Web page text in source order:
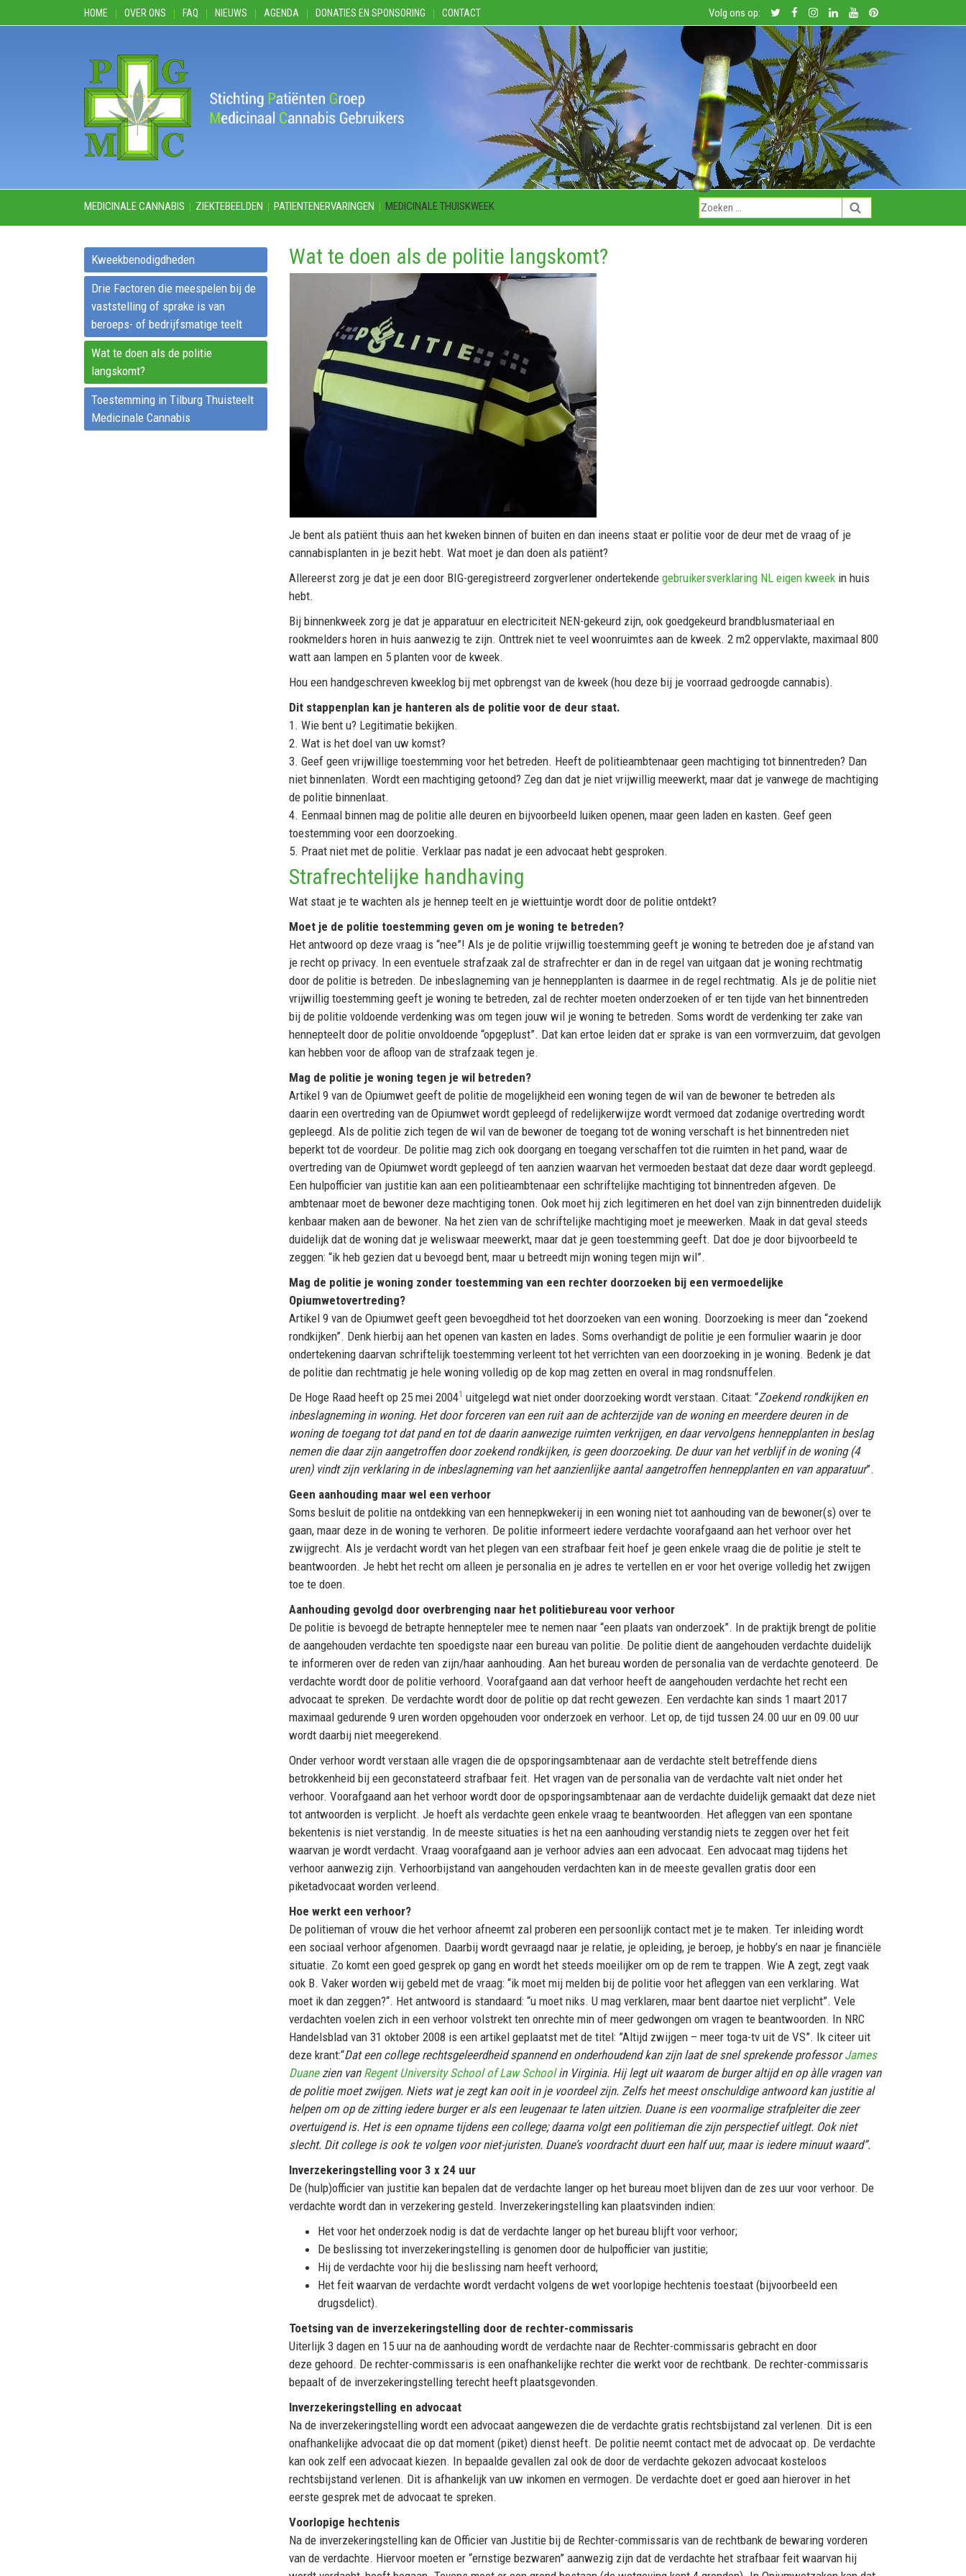
HOME OVER ONS FAQ NIEUWS AGENDA DONATIES EN SPONSORING CONTACT Volg ons op:
MEDICINALE CANNABIS ZIEKTEBEELDEN PATIENTENERVARINGEN MEDICINALE THUISKWEEK
Wat te doen als de politie langskomt?
Je bent als patiënt thuis aan het kweken binnen of buiten en dan ineens staat er politie voor de deur met de vraag of je
cannabisplanten in je bezit hebt. Wat moet je dan doen als patiënt?
Allereerst zorg je dat je een door BIG-geregistreerd zorgverlener ondertekende gebruikersverklaring NL eigen kweek in huis
hebt.
Bij binnenkweek zorg je dat je apparatuur en electriciteit NEN-gekeurd zijn, ook goedgekeurd brandblusmateriaal en
rookmelders horen in huis aanwezig te zijn. Onttrek niet te veel woonruimtes aan de kweek. 2 m2 oppervlakte, maximaal 800
watt aan lampen en 5 planten voor de kweek.
Hou een handgeschreven kweeklog bij met opbrengst van de kweek (hou deze bij je voorraad gedroogde cannabis).
Dit stappenplan kan je hanteren als de politie voor de deur staat.
1. Wie bent u? Legitimatie bekijken.
2. Wat is het doel van uw komst?
3. Geef geen vrijwillige toestemming voor het betreden. Heeft de politieambtenaar geen machtiging tot binnentreden? Dan
niet binnenlaten. Wordt een machtiging getoond? Zeg dan dat je niet vrijwillig meewerkt, maar dat je vanwege de machtiging
de politie binnenlaat.
4. Eenmaal binnen mag de politie alle deuren en bijvoorbeeld luiken openen, maar geen laden en kasten. Geef geen
toestemming voor een doorzoeking.
5. Praat niet met de politie. Verklaar pas nadat je een advocaat hebt gesproken.
Strafrechtelijke handhaving
Wat staat je te wachten als je hennep teelt en je wiettuintje wordt door de politie ontdekt?
Moet je de politie toestemming geven om je woning te betreden?
Het antwoord op deze vraag is “nee”! Als je de politie vrijwillig toestemming geeft je woning te betreden doe je afstand van
je recht op privacy. In een eventuele strafzaak zal de strafrechter er dan in de regel van uitgaan dat je woning rechtmatig
door de politie is betreden. De inbeslagneming van je hennepplanten is daarmee in de regel rechtmatig. Als je de politie niet
vrijwillig toestemming geeft je woning te betreden, zal de rechter moeten onderzoeken of er ten tijde van het binnentreden
bij de politie voldoende verdenking was om tegen jouw wil je woning te betreden. Soms wordt de verdenking ter zake van
hennepteelt door de politie onvoldoende “opgeplust”. Dat kan ertoe leiden dat er sprake is van een vormverzuim, dat gevolgen
kan hebben voor de afloop van de strafzaak tegen je.
Mag de politie je woning tegen je wil betreden?
Artikel 9 van de Opiumwet geeft de politie de mogelijkheid een woning tegen de wil van de bewoner te betreden als
daarin een overtreding van de Opiumwet wordt gepleegd of redelijkerwijze wordt vermoed dat zodanige overtreding wordt
gepleegd. Als de politie zich tegen de wil van de bewoner de toegang tot de woning verschaft is het binnentreden niet
beperkt tot de voordeur. De politie mag zich ook doorgang en toegang verschaffen tot die ruimten in het pand, waar de
overtreding van de Opiumwet wordt gepleegd of ten aanzien waarvan het vermoeden bestaat dat deze daar wordt gepleegd.
Een hulpofficier van justitie kan aan een politieambtenaar een schriftelijke machtiging tot binnentreden afgeven. De
ambtenaar moet de bewoner deze machtiging tonen. Ook moet hij zich legitimeren en het doel van zijn binnentreden duidelijk
kenbaar maken aan de bewoner. Na het zien van de schriftelijke machtiging moet je meewerken. Maak in dat geval steeds
duidelijk dat de woning dat je weliswaar meewerkt, maar dat je geen toestemming geeft. Dat doe je door bijvoorbeeld te
zeggen: “ik heb gezien dat u bevoegd bent, maar u betreedt mijn woning tegen mijn wil”.
Mag de politie je woning zonder toestemming van een rechter doorzoeken bij een vermoedelijke
Opiumwetovertreding?
Artikel 9 van de Opiumwet geeft geen bevoegdheid tot het doorzoeken van een woning. Doorzoeking is meer dan “zoekend
rondkijken”. Denk hierbij aan het openen van kasten en lades. Soms overhandigt de politie je een formulier waarin je door
ondertekening daarvan schriftelijk toestemming verleent tot het verrichten van een doorzoeking in je woning. Bedenk je dat
de politie dan rechtmatig je hele woning volledig op de kop mag zetten en overal in mag rondsnuffelen.
De Hoge Raad heeft op 25 mei 20041 uitgelegd wat niet onder doorzoeking wordt verstaan. Citaat: “Zoekend rondkijken en
inbeslagneming in woning. Het door forceren van een ruit aan de achterzijde van de woning en meerdere deuren in de
woning de toegang tot dat pand en tot de daarin aanwezige ruimten verkrijgen, en daar vervolgens hennepplanten in beslag
nemen die daar zijn aangetroffen door zoekend rondkijken, is geen doorzoeking. De duur van het verblijf in de woning (4
uren) vindt zijn verklaring in de inbeslagneming van het aanzienlijke aantal aangetroffen hennepplanten en van apparatuur”.
Geen aanhouding maar wel een verhoor
Soms besluit de politie na ontdekking van een hennepkwekerij in een woning niet tot aanhouding van de bewoner(s) over te
gaan, maar deze in de woning te verhoren. De politie informeert iedere verdachte voorafgaand aan het verhoor over het
zwijgrecht. Als je verdacht wordt van het plegen van een strafbaar feit hoef je geen enkele vraag die de politie je stelt te
beantwoorden. Je hebt het recht om alleen je personalia en je adres te vertellen en er voor het overige volledig het zwijgen
toe te doen.
Aanhouding gevolgd door overbrenging naar het politiebureau voor verhoor
De politie is bevoegd de betrapte hennepteler mee te nemen naar “een plaats van onderzoek”. In de praktijk brengt de politie
de aangehouden verdachte ten spoedigste naar een bureau van politie. De politie dient de aangehouden verdachte duidelijk
te informeren over de reden van zijn/haar aanhouding. Aan het bureau worden de personalia van de verdachte genoteerd. De
verdachte wordt door de politie verhoord. Voorafgaand aan dat verhoor heeft de aangehouden verdachte het recht een
advocaat te spreken. De verdachte wordt door de politie op dat recht gewezen. Een verdachte kan sinds 1 maart 2017
maximaal gedurende 9 uren worden opgehouden voor onderzoek en verhoor. Let op, de tijd tussen 24.00 uur en 09.00 uur
wordt daarbij niet meegerekend.
Onder verhoor wordt verstaan alle vragen die de opsporingsambtenaar aan de verdachte stelt betreffende diens
betrokkenheid bij een geconstateerd strafbaar feit. Het vragen van de personalia van de verdachte valt niet onder het
verhoor. Voorafgaand aan het verhoor wordt door de opsporingsambtenaar aan de verdachte duidelijk gemaakt dat deze niet
tot antwoorden is verplicht. Je hoeft als verdachte geen enkele vraag te beantwoorden. Het afleggen van een spontane
bekentenis is niet verstandig. In de meeste situaties is het na een aanhouding verstandig niets te zeggen over het feit
waarvan je wordt verdacht. Vraag voorafgaand aan je verhoor advies aan een advocaat. Een advocaat mag tijdens het
verhoor aanwezig zijn. Verhoorbijstand van aangehouden verdachten kan in de meeste gevallen gratis door een
piketadvocaat worden verleend.
Hoe werkt een verhoor?
De politieman of vrouw die het verhoor afneemt zal proberen een persoonlijk contact met je te maken. Ter inleiding wordt
een sociaal verhoor afgenomen. Daarbij wordt gevraagd naar je relatie, je opleiding, je beroep, je hobby’s en naar je financiële
situatie. Zo komt een goed gesprek op gang en wordt het steeds moeilijker om op de rem te trappen. Wie A zegt, zegt vaak
ook B. Vaker worden wij gebeld met de vraag: “ik moet mij melden bij de politie voor het afleggen van een verklaring. Wat
moet ik dan zeggen?“. Het antwoord is standaard: “u moet niks. U mag verklaren, maar bent daartoe niet verplicht”. Vele
verdachten voelen zich in een verhoor volstrekt ten onrechte min of meer gedwongen om vragen te beantwoorden. In NRC
Handelsblad van 31 oktober 2008 is een artikel geplaatst met de titel: ”Altijd zwijgen – meer toga-tv uit de VS”. Ik citeer uit
deze krant:“Dat een college rechtsgeleerdheid spannend en onderhoudend kan zijn laat de snel sprekende professorJames
Duanezien van Regent University School of Law Schoolin Virginia. Hij legt uit waarom de burger altijd en op àlle vragen van
de politie moet zwijgen. Niets wat je zegt kan ooit in je voordeel zijn. Zelfs het meest onschuldige antwoord kan justitie al
helpen om op de zitting iedere burger er als een leugenaar te laten uitzien. Duane is een voormalige strafpleiter die zeer
overtuigend is. Het is een opname tijdens een college; daarna volgt een politieman die zijn perspectief uitlegt. Ook niet
slecht. Dit college is ook te volgen voor niet-juristen. Duane’s voordracht duurt een half uur, maar is iedere minuut waard”.
Inverzekeringstelling voor 3 x 24 uur
De (hulp)officier van justitie kan bepalen dat de verdachte langer op het bureau moet blijven dan de zes uur voor verhoor. De
verdachte wordt dan in verzekering gesteld. Inverzekeringstelling kan plaatsvinden indien:
Het voor het onderzoek nodig is dat de verdachte langer op het bureau blijft voor verhoor;
De beslissing tot inverzekeringstelling is genomen door de hulpofficier van justitie;
Hij de verdachte voor hij die beslissing nam heeft verhoord;
Het feit waarvan de verdachte wordt verdacht volgens de wet voorlopige hechtenis toestaat (bijvoorbeeld een
drugsdelict).
Toetsing van de inverzekeringstelling door de rechter-commissaris
Uiterlijk 3 dagen en 15 uur na de aanhouding wordt de verdachte naar de Rechter-commissaris gebracht en door
deze gehoord. De rechter-commissaris is een onafhankelijke rechter die werkt voor de rechtbank. De rechter-commissaris
bepaalt of de inverzekeringstelling terecht heeft plaatsgevonden.
Inverzekeringstelling en advocaat
Na de inverzekeringstelling wordt een advocaat aangewezen die de verdachte gratis rechtsbijstand zal verlenen. Dit is een
onafhankelijke advocaat die op dat moment (piket) dienst heeft. De politie neemt contact met de advocaat op. De verdachte
kan ook zelf een advocaat kiezen. In bepaalde gevallen zal ook de door de verdachte gekozen advocaat kosteloos
rechtsbijstand verlenen. Dit is afhankelijk van uw inkomen en vermogen. De verdachte doet er goed aan hierover in het
eerste gesprek met de advocaat te spreken.
Voorlopige hechtenis
Na de inverzekeringstelling kan de Officier van Justitie bij de Rechter-commissaris van de rechtbank de bewaring vorderen
van de verdachte. Hiervoor moeten er “ernstige bezwaren” aanwezig zijn dat de verdachte het strafbaar feit waarvan hij
Kweekbenodigdheden
Drie Factoren die meespelen bij de
vaststelling of sprake is van
beroeps- of bedrijfsmatige teelt
Wat te doen als de politie
langskomt?
Toestemming in Tilburg Thuisteelt
Medicinale Cannabis